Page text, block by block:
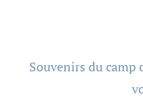
Souvenirs du camp